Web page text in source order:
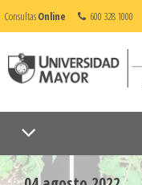
ConsultasOnline 600 328 1000